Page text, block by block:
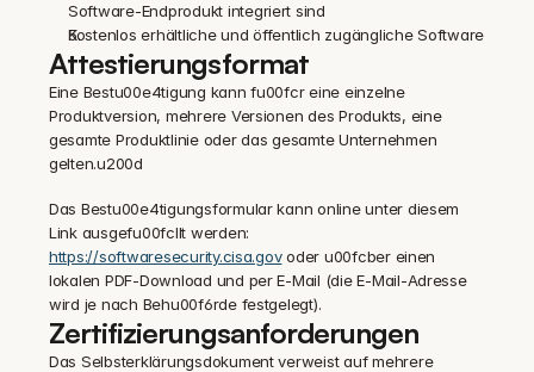
Software-Endprodukt integriert sind
Kostenlos erhältliche und öffentlich zugängliche Software
Attestierungsformat
Eine Bestu00e4tigung kann fu00fcr eine einzelne
Produktversion, mehrere Versionen des Produkts, eine
gesamte Produktlinie oder das gesamte Unternehmen
gelten.u200d
Das Bestu00e4tigungsformular kann online unter diesem
https://softwaresecurity.cisa.gov oder u00fcber einen
lokalen PDF-Download und per E-Mail (die E-Mail-Adresse
wird je nach Behu00f6rde festgelegt).
Zertifizierungsanforderungen
Das Selbsterklärungsdokument verweist auf mehrere